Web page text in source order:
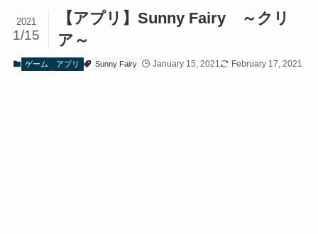
【アプリ】Sunny Fairy ～クリ
ア～
2021
1/15
ゲーム アプリ Sunny Fairy January 15, 2021 February 17, 2021